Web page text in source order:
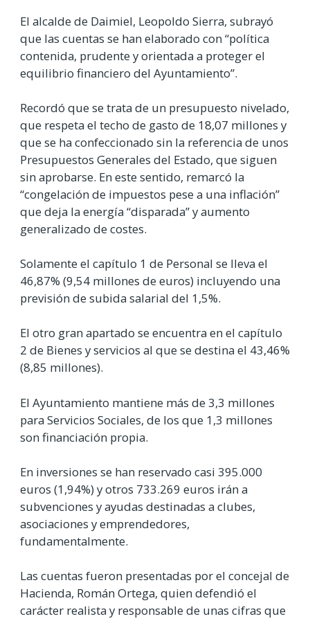
El alcalde de Daimiel, Leopoldo Sierra, subrayó
que las cuentas se han elaborado con “política
contenida, prudente y orientada a proteger el
equilibrio financiero del Ayuntamiento”.
Recordó que se trata de un presupuesto nivelado,
que respeta el techo de gasto de 18,07 millones y
que se ha confeccionado sin la referencia de unos
Presupuestos Generales del Estado, que siguen
sin aprobarse. En este sentido, remarcó la
“congelación de impuestos pese a una inflación”
que deja la energía “disparada” y aumento
generalizado de costes.
Solamente el capítulo 1 de Personal se lleva el
46,87% (9,54 millones de euros) incluyendo una
previsión de subida salarial del 1,5%.
El otro gran apartado se encuentra en el capítulo
2 de Bienes y servicios al que se destina el 43,46%
(8,85 millones).
El Ayuntamiento mantiene más de 3,3 millones
para Servicios Sociales, de los que 1,3 millones
son financiación propia.
En inversiones se han reservado casi 395.000
euros (1,94%) y otros 733.269 euros irán a
subvenciones y ayudas destinadas a clubes,
asociaciones y emprendedores,
fundamentalmente.
Las cuentas fueron presentadas por el concejal de
Hacienda, Román Ortega, quien defendió el
carácter realista y responsable de unas cifras que